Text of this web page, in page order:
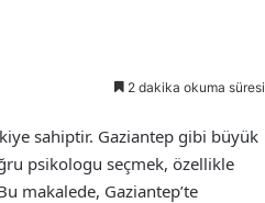
2 dakika okuma süresi
sahiptir. Gaziantep gibi büyük
psikologu seçmek, özellikle
makalede, Gaziantep’te